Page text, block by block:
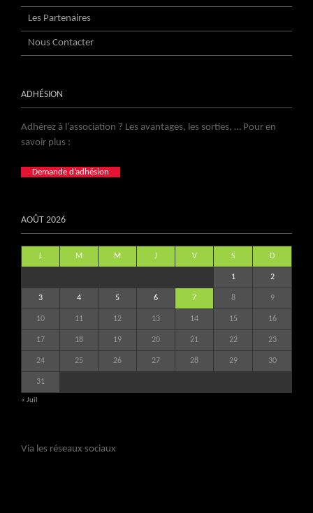
Les Partenaires
Nous Contacter
ADHÉSION
Adhérez à l’association ? Les avantages, les sorties, … Pour en
savoir plus :
Demande d’adhésion
AOÛT 2026
L M M J V S D
1 2
3 4 5 6 7 8 9
10 11 12 13 14 15 16
17 18 19 20 21 22 23
24 25 26 27 28 29 30
31
« Juil
Via les réseaux sociaux